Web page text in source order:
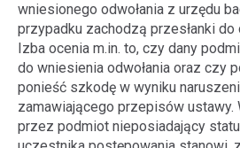
wniesionego odwołania z urzędu
przypadku zachodzą przesłanki do
Izba ocenia m.in. to, czy dany
do wniesienia odwołania oraz czy
ponieść szkodę w wyniku
zamawiającego przepisów ustawy.
przez podmiot nieposiadający